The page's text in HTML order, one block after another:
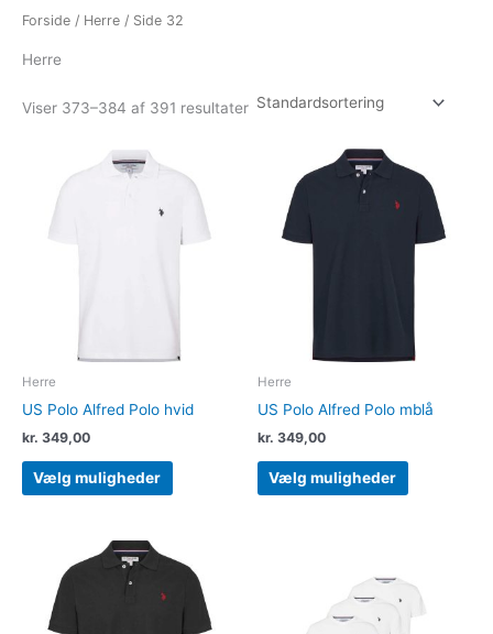
Forside / Herre / Side 32
Herre
Viser 373–384 af 391 resultater
Herre
US Polo Alfred Polo hvid
kr. 349,00
Vælg muligheder
vare
flere
på
Herre
US Polo Alfred Polo mblå
kr. 349,00
Vælg muligheder
vare
varianter.
vælges
på
vare
har
flere